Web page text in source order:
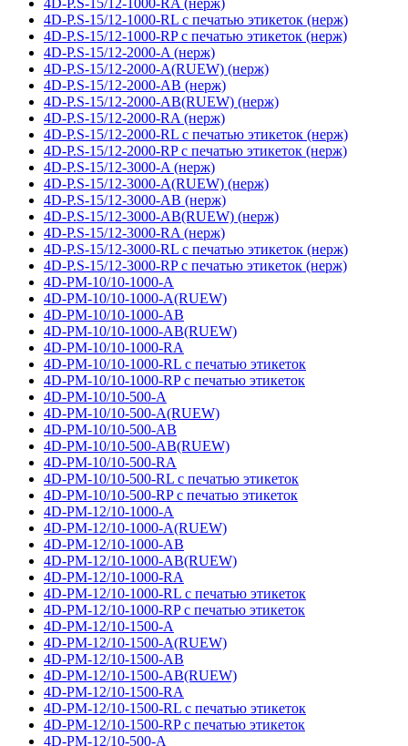
4D-P.S-15/12-1000-RA (нерж)
4D-P.S-15/12-1000-RL с печатью этикеток (нерж)
4D-P.S-15/12-1000-RP с печатью этикеток (нерж)
4D-P.S-15/12-2000-A (нерж)
4D-P.S-15/12-2000-A(RUEW) (нерж)
4D-P.S-15/12-2000-AB (нерж)
4D-P.S-15/12-2000-AB(RUEW) (нерж)
4D-P.S-15/12-2000-RA (нерж)
4D-P.S-15/12-2000-RL с печатью этикеток (нерж)
4D-P.S-15/12-2000-RP с печатью этикеток (нерж)
4D-P.S-15/12-3000-A (нерж)
4D-P.S-15/12-3000-A(RUEW) (нерж)
4D-P.S-15/12-3000-AB (нерж)
4D-P.S-15/12-3000-AB(RUEW) (нерж)
4D-P.S-15/12-3000-RA (нерж)
4D-P.S-15/12-3000-RL с печатью этикеток (нерж)
4D-P.S-15/12-3000-RP с печатью этикеток (нерж)
4D-PM-10/10-1000-A
4D-PM-10/10-1000-A(RUEW)
4D-PM-10/10-1000-AB
4D-PM-10/10-1000-AB(RUEW)
4D-PM-10/10-1000-RA
4D-PM-10/10-1000-RL с печатью этикеток
4D-PM-10/10-1000-RP с печатью этикеток
4D-PM-10/10-500-A
4D-PM-10/10-500-A(RUEW)
4D-PM-10/10-500-AB
4D-PM-10/10-500-AB(RUEW)
4D-PM-10/10-500-RA
4D-PM-10/10-500-RL с печатью этикеток
4D-PM-10/10-500-RP с печатью этикеток
4D-PM-12/10-1000-A
4D-PM-12/10-1000-A(RUEW)
4D-PM-12/10-1000-AB
4D-PM-12/10-1000-AB(RUEW)
4D-PM-12/10-1000-RA
4D-PM-12/10-1000-RL с печатью этикеток
4D-PM-12/10-1000-RP с печатью этикеток
4D-PM-12/10-1500-A
4D-PM-12/10-1500-A(RUEW)
4D-PM-12/10-1500-AB
4D-PM-12/10-1500-AB(RUEW)
4D-PM-12/10-1500-RA
4D-PM-12/10-1500-RL с печатью этикеток
4D-PM-12/10-1500-RP с печатью этикеток
4D-PM-12/10-500-A